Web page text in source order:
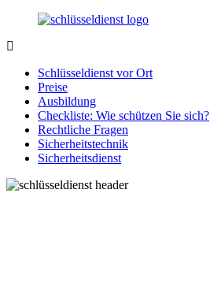
Zurück
Inhalt
Notlage
wird
gelöst!
Schlüsseldienst vor Ort
Preise
Ausbildung
Checkliste: Wie schützen Sie sich?
Rechtliche Fragen
Sicherheitstechnik
Sicherheitsdienst